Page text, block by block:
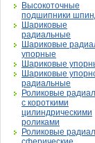
Высокоточные
подшипники
Шариковые
радиальные
Шариковые
упорные
Шариковые
Шариковые
радиальные
Роликовые
с короткими
цилиндрическими
роликами
Роликовые